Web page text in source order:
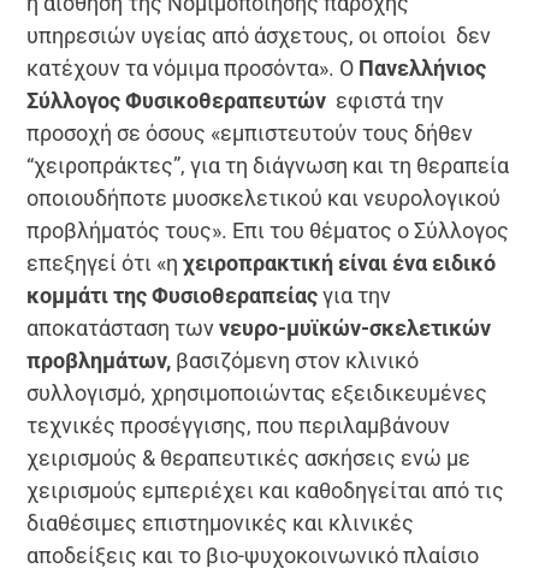
υπηρεσιών υγείας από άσχετους, οι οποίοι δεν
κατέχουν τα νόμιμα προσόντα». Ο Πανελλήνιος
Σύλλογος Φυσικοθεραπευτών εφιστά την
προσοχή σε όσους «εμπιστευτούν τους δήθεν
“χειροπράκτες”, για τη διάγνωση και τη θεραπεία
οποιουδήποτε μυοσκελετικού και νευρολογικού
προβλήματός τους». Επι του θέματος ο Σύλλογος
επεξηγεί ότι «ηχειροπρακτική είναι ένα ειδικό
κομμάτι της Φυσιοθεραπείαςγια την
αποκατάσταση τωννευρο-μυϊκών-σκελετικών
προβλημάτων, βασιζόμενη στον κλινικό
συλλογισμό, χρησιμοποιώντας εξειδικευμένες
τεχνικές προσέγγισης, που περιλαμβάνουν
χειρισμούς & θεραπευτικές ασκήσεις ενώ με
χειρισμούς εμπεριέχει και καθοδηγείται από τις
διαθέσιμες επιστημονικές και κλινικές
αποδείξεις και το βιο-ψυχοκοινωνικό πλαίσιο